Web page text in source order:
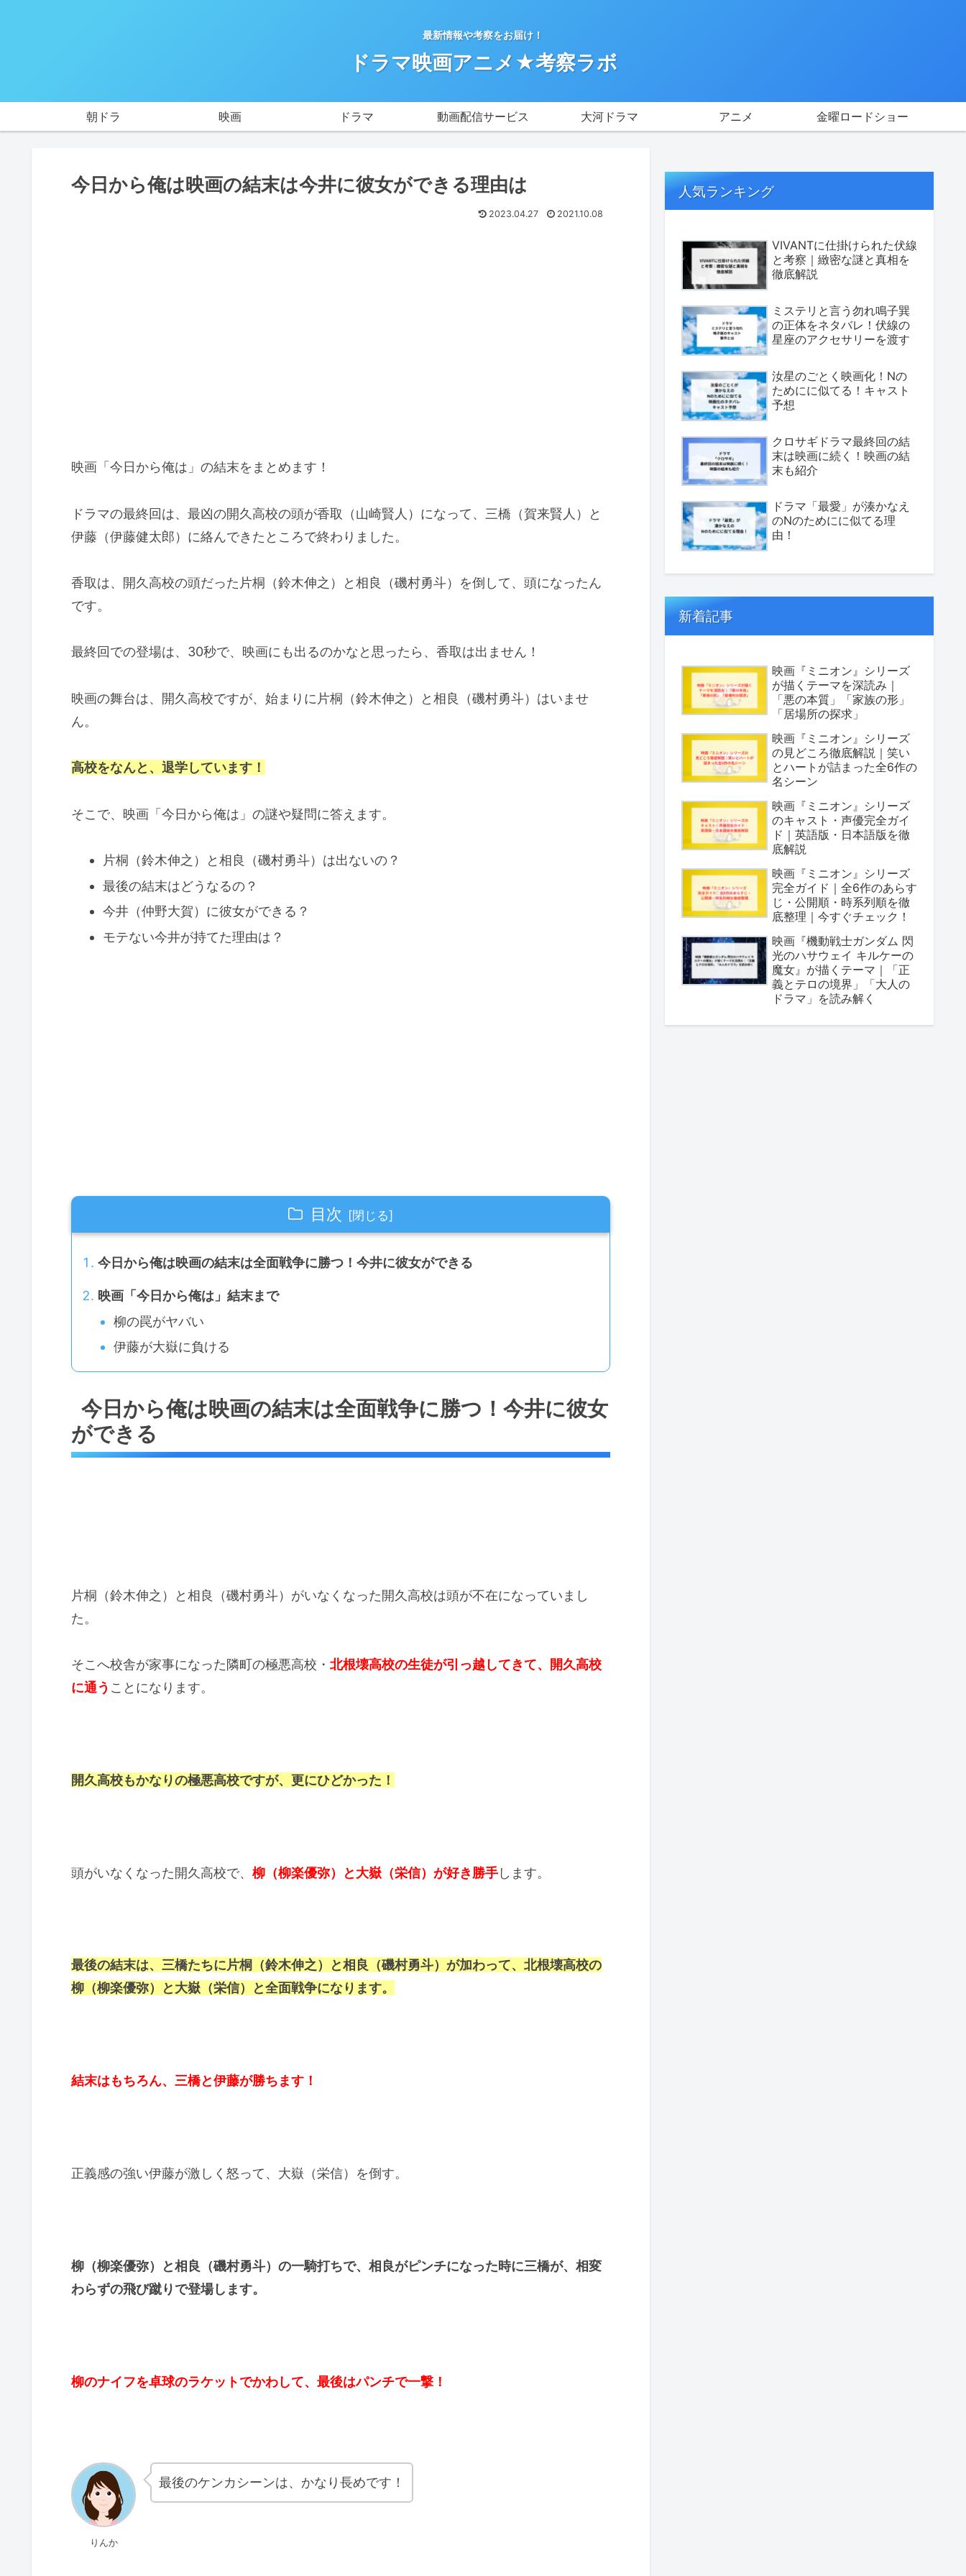
最新情報や考察をお届け！
ドラマ映画アニメ★考察ラボ
朝ドラ 映画 ドラマ 動画配信サービス 大河ドラマ アニメ 金曜ロードショー
今日から俺は映画の結末は今井に彼女ができる理由は
2023.04.27 2021.10.08
映画「今日から俺は」の結末をまとめます！
ドラマの最終回は、最凶の開久高校の頭が香取（山崎賢人）になって、三橋（賀来賢人）と
伊藤（伊藤健太郎）に絡んできたところで終わりました。
香取は、開久高校の頭だった片桐（鈴木伸之）と相良（磯村勇斗）を倒して、頭になったん
です。
最終回での登場は、30秒で、映画にも出るのかなと思ったら、香取は出ません！
映画の舞台は、開久高校ですが、始まりに片桐（鈴木伸之）と相良（磯村勇斗）はいませ
ん。
高校をなんと、退学しています！
そこで、映画「今日から俺は」の謎や疑問に答えます。
片桐（鈴木伸之）と相良（磯村勇斗）は出ないの？
最後の結末はどうなるの？
今井（仲野大賀）に彼女ができる？
モテない今井が持てた理由は？
目次
今日から俺は映画の結末は全面戦争に勝つ！今井に彼女ができる
映画「今日から俺は」結末まで
柳の罠がヤバい
伊藤が大嶽に負ける
今日から俺は映画の結末は全面戦争に勝つ！今井に彼女
ができる
片桐（鈴木伸之）と相良（磯村勇斗）がいなくなった開久高校は頭が不在になっていまし
た。
そこへ校舎が家事になった隣町の極悪高校・ 北根壊高校の生徒が引っ越してきて、開久高校
に通う ことになります。
開久高校もかなりの極悪高校ですが、更にひどかった！
頭がいなくなった開久高校で、 柳（柳楽優弥）と大嶽（栄信）が好き勝手します。
最後の結末は、三橋たちに片桐（鈴木伸之）と相良（磯村勇斗）が加わって、北根壊高校の
柳（柳楽優弥）と大嶽（栄信）と全面戦争になります。
結末はもちろん、三橋と伊藤が勝ちます！
正義感の強い伊藤が激しく怒って、大嶽（栄信）を倒す。
柳（柳楽優弥）と相良（磯村勇斗）の一騎打ちで、相良がピンチになった時に三橋が、相変
わらずの飛び蹴りで登場します。
柳のナイフを卓球のラケットでかわして、最後はパンチで一撃！
りんか
最後のケンカシーンは、かなり長めです！
人気ランキング
VIVANTに仕掛けられた伏線
と考察｜緻密な謎と真相を
徹底解説
ミステリと言う勿れ鳴子巽
の正体をネタバレ！伏線の
星座のアクセサリーを渡す
汝星のごとく映画化！Nの
ためにに似てる！キャスト
予想
クロサギドラマ最終回の結
末は映画に続く！映画の結
末も紹介
ドラマ「最愛」が湊かなえ
のNのためにに似てる理
由！
新着記事
映画『ミニオン』シリーズ
が描くテーマを深読み｜
「悪の本質」「家族の形」
「居場所の探求」
映画『ミニオン』シリーズ
の見どころ徹底解説｜笑い
とハートが詰まった全6作の
名シーン
映画『ミニオン』シリーズ
のキャスト・声優完全ガイ
ド｜英語版・日本語版を徹
底解説
映画『ミニオン』シリーズ
完全ガイド｜全6作のあらす
じ・公開順・時系列順を徹
底整理｜今すぐチェック！
映画『機動戦士ガンダム 閃
光のハサウェイ キルケーの
魔女』が描くテーマ｜「正
義とテロの境界」「大人の
ドラマ」を読み解く